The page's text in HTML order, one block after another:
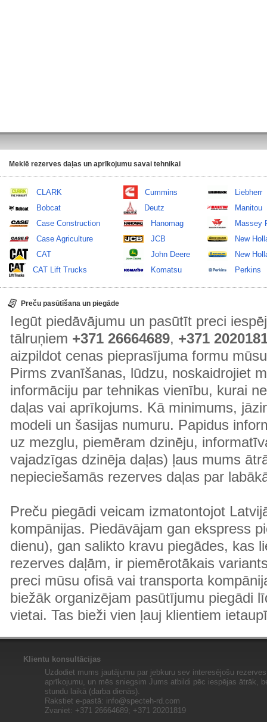
Meklē rezerves daļas un aprīkojumu savai tehnikai
CLARK
Bobcat
Case Construction
Case Agriculture
CAT
CAT Lift Trucks
Cummins
Deutz
Hanomag
JCB
John Deere
Komatsu
Liebherr
Manitou
Massey
New
New
Perkins
Preču pasūtīšana un piegāde
Iegūt piedāvājumu un pasūtīt preci
tālruņiem +371 26664689, +371
aizpildot cenas pieprasījuma formu
Pirms zvanīšanas, lūdzu, noskaidrojiet
informāciju par tehnikas vienību, kurai
daļas vai aprīkojums. Kā minimums,
modeli un šasijas numuru. Papidus
uz mezglu, piemēram dzinēju,
vajadzīgas dzinēja daļas) ļaus mums
nepieciešamās rezerves daļas par
Preču piegādi veicam izmatontojot
kompānijas. Piedāvājam gan ekspress
dienu), gan salikto kravu piegādes, kas
rezerves daļām, ir piemērotākais
preci mūsu ofisā vai transporta
biežāk organizējam pasūtījumu piegādi
vietai. Tas bieži vien ļauj klientiem
Klientu konsultācijas
Uzdodiet mums jautājumu par jebkuru sev interesējošu
aprīkojumu, un mēs sniegsim Jums atbildi pēc iespējas ātrāk,
stundu laikā (darba dienās).
Rakstiet e-pastā: info@specteh-rd.com
Zvaniet: +371 26664689; +371 20201819